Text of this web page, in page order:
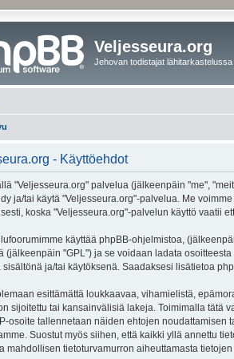
Veljesseura.org
Jehovan todistajat lähitarkastelussa
- Käyttöehdot
"Veljesseura.org" palvelua (jälkeenpäin "me",
ja/tai käytä "Veljesseura.org"-palvelua. Me
koska "Veljesseura.org"-palvelun käyttö vaatii
käyttää phpBB-ohjelmistoa,
(jälkeenpäin "GPL") ja se voidaan ladata osoitteesta
sisältönä ja/tai käytöksenä. Saadaksesi lisätietoa
esittämättä loukkaavaa, vihamielistä,
sijoitettu tai kansainvälisiä lakeja. Toimimalla tätä
osoite tallennetaan näiden ehtojen noudattamisen
Suostut myös siihen, että kaikki yllä annettu
mahdollisen tietoturvamurron aiheuttamasta